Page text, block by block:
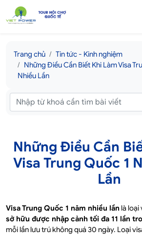
Trang chủ
Tin tức - Kinh nghiệm
Những Điều Cần Biết Khi Làm Visa
Nhiều Lần
Những Điều Cần
Visa Trung Quốc 1
Lần
Visa Trung Quốc 1 năm nhiều lần là loại
sở hữu được nhập cảnh tối đa 11 lần
mỗi lần lưu trú không quá 30 ngày. Loại